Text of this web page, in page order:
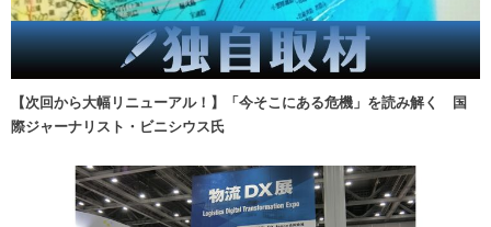
【次回から大幅リニューアル！】「今そこにある危機」を読み解く 国
際ジャーナリスト・ビニシウス氏